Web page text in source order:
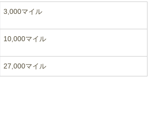
3,000マイル
10,000マイル
27,000マイル